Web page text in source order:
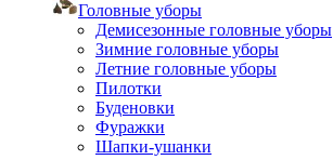
Головные уборы
Демисезонные головные уборы
Зимние головные уборы
Летние головные уборы
Пилотки
Буденовки
Фуражки
Шапки-ушанки